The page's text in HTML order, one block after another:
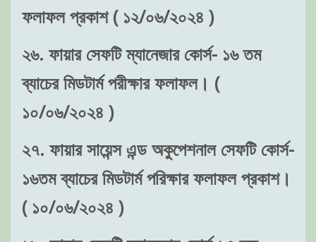
ফলাফল প্রকাশ ( ১২/০৬/২০২৪ )
২৬. ফায়ার সেফটি ম্যানেজার কোর্স- ১৬ তম
ব্যাচের মিডটার্ম পরীক্ষার ফলাফল। (
১০/০৬/২০২৪ )
২৭. ফায়ার সায়েন্স এন্ড অকুপেশনাল সেফটি কোর্স-
১৬তম ব্যাচের মিডটার্ম পরিক্ষার ফলাফল প্রকাশ।
( ১০/০৬/২০২৪ )